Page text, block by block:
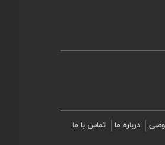
درباره ما تماس با ما